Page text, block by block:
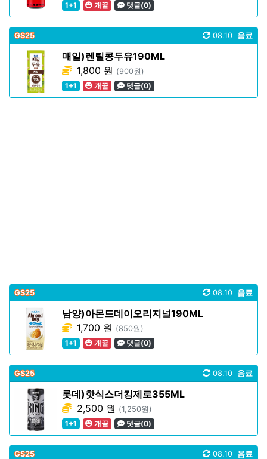
1+1
개꿀 댓글(0)
GS25 음료
08.10
매일)렌틸콩두유190ML
1,800 원 (900원)
1+1
개꿀 댓글(0)
GS25 음료
08.10
남양)아몬드데이오리지널190ML
1,700 원 (850원)
1+1
개꿀 댓글(0)
GS25 음료
08.10
롯데)핫식스더킹제로355ML
2,500 원 (1,250원)
1+1
개꿀 댓글(0)
GS25 음료
08.10